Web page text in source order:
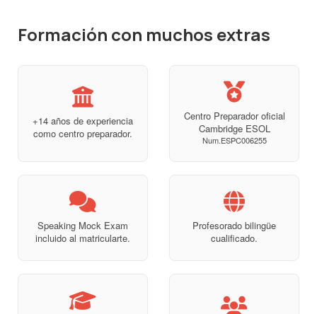
Formación con muchos extras
+14 años de experiencia
como centro preparador.
Centro Preparador oficial
Cambridge ESOL
Num.ESPC006255
Speaking Mock Exam
incluido al matricularte.
Profesorado bilingüe
cualificado.